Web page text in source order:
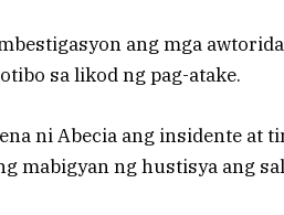
ang mga
sa likod ng pag-atake.
ni Abecia ang insidente at
mabigyan ng hustisya ang